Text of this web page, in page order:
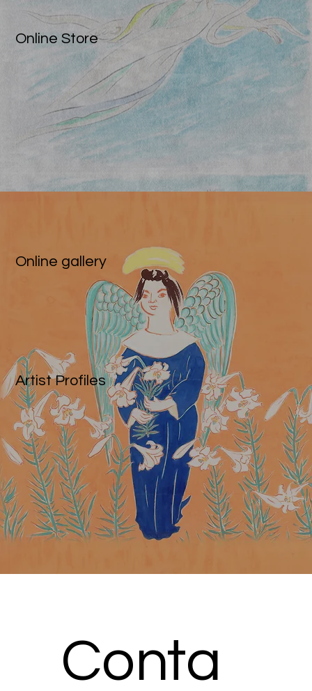
Online Store
Artist Profiles
Online gallery
Conta